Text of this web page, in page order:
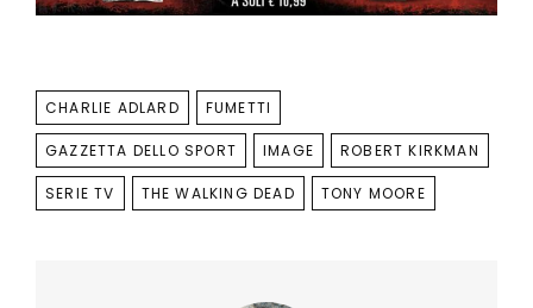
TAGS
CHARLIE ADLARD FUMETTI
GAZZETTA DELLO SPORT IMAGE ROBERT KIRKMAN
SERIE TV THE WALKING DEAD TONY MOORE